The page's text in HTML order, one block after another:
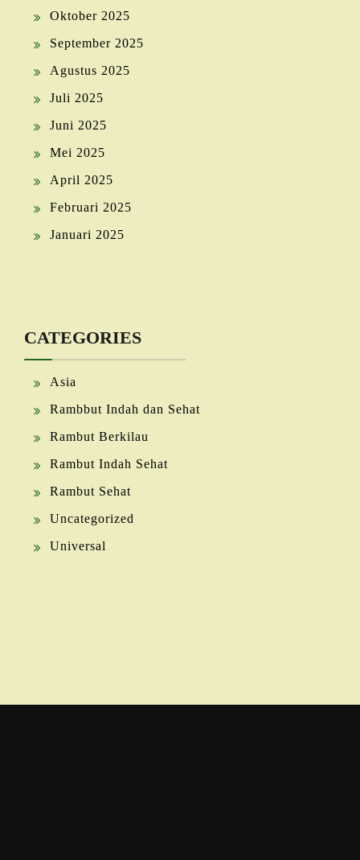
Oktober 2025
September 2025
Agustus 2025
Juli 2025
Juni 2025
Mei 2025
April 2025
Februari 2025
Januari 2025
CATEGORIES
Asia
Rambbut Indah dan Sehat
Rambut Berkilau
Rambut Indah Sehat
Rambut Sehat
Uncategorized
Universal